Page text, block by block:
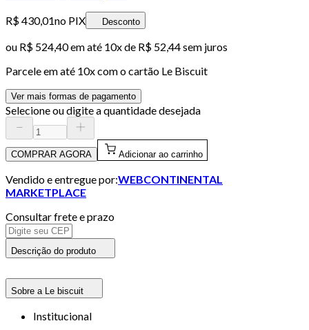
R$ 430,01no PIX Desconto
ou R$ 524,40em até 10x de R$ 52,44 sem juros
Parcele em até 10x com o cartão Le Biscuit
Ver mais formas de pagamento
Selecione ou digite a quantidade desejada
COMPRAR AGORA Adicionar ao carrinho
Vendido e entregue por:WEBCONTINENTAL
MARKETPLACE
Consultar frete e prazo
Descrição do produto
Sobre a Le biscuit
Institucional